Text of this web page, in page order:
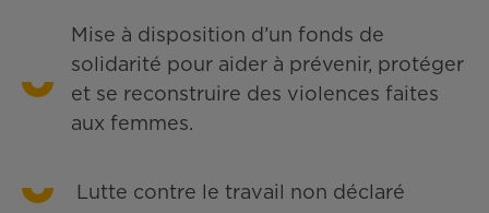
Mise à disposition d’un fonds de
solidarité pour aider à prévenir, protéger
et se reconstruire des violences faites
aux femmes.
Lutte contre le travail non déclaré